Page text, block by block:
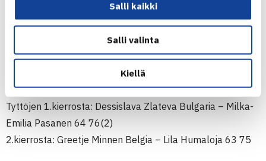
Salli kaikki
Salli valinta
Kiellä
18.-24.7.2011 Plzen, Tsekki
Kaksinpelit
Poikien 1.kierrosta: Mikael Yemer Ruotsi – Aaro Pöllänen
60 63
2.kierrosta: Patrik Niklas-Salminen – Lukas Daels Belgia
61 63
Tyttöjen 1.kierrosta: Dessislava Zlateva Bulgaria – Milka-
Emilia Pasanen 64 76(2)
2.kierrosta: Greetje Minnen Belgia – Lila Humaloja 63 75